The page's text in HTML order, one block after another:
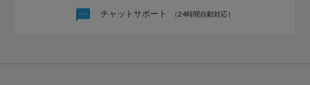
チャットサポート （24時間自動対応）